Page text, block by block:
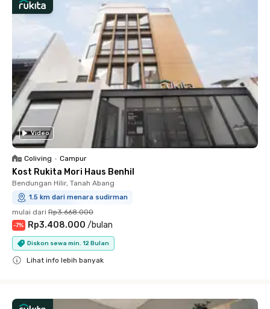
Video
Coliving • Campur
Kost Rukita Mori Haus Benhil
Bendungan Hilir, Tanah Abang
1.5 km dari menara sudirman
mulai dari Rp3.668.000
-7% Rp3.408.000 /bulan
Diskon sewa min. 12 Bulan
Lihat info lebih banyak